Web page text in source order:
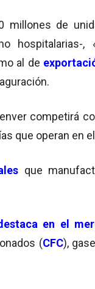
millones de
hospitalarias-,
al de
competirá
que operan en
que
en el
(CFC),